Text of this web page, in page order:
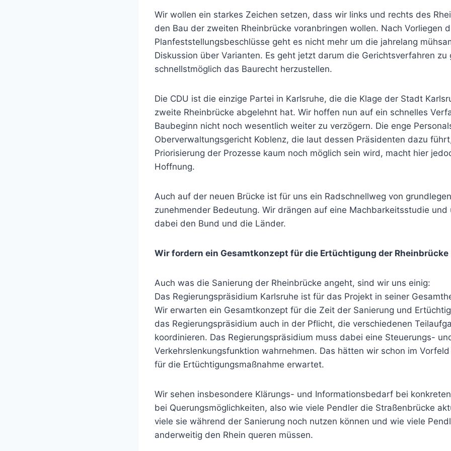
Wir wollen ein starkes Zeichen setzen, dass wir links und rechts des
den Bau der zweiten Rheinbrücke voranbringen wollen. Nach Vorliegen
Planfeststellungsbeschlüsse geht es nicht mehr um die jahrelang
Diskussion über Varianten. Es geht jetzt darum die Gerichtsverfahren zu
schnellstmöglich das Baurecht herzustellen.
Die CDU ist die einzige Partei in Karlsruhe, die die Klage der Stadt
zweite Rheinbrücke abgelehnt hat. Wir hoffen nun auf ein schnelles
Baubeginn nicht noch wesentlich weiter zu verzögern. Die enge
Oberverwaltungsgericht Koblenz, die laut dessen Präsidenten dazu
Priorisierung der Prozesse kaum noch möglich sein wird, macht hier
Hoffnung.
Auch auf der neuen Brücke ist für uns ein Radschnellweg von
zunehmender Bedeutung. Wir drängen auf eine Machbarkeitsstudie
dabei den Bund und die Länder.
Wir fordern ein Gesamtkonzept für die Ertüchtigung der Rheinbrücke
Auch was die Sanierung der Rheinbrücke angeht, sind wir uns einig:
Das Regierungspräsidium Karlsruhe ist für das Projekt in seiner
Wir erwarten ein Gesamtkonzept für die Zeit der Sanierung und
das Regierungspräsidium auch in der Pflicht, die verschiedenen
koordinieren. Das Regierungspräsidium muss dabei eine Steuerungs-
Verkehrslenkungsfunktion wahrnehmen. Das hätten wir schon im
für die Ertüchtigungsmaßnahme erwartet.
Wir sehen insbesondere Klärungs- und Informationsbedarf bei
bei Querungsmöglichkeiten, also wie viele Pendler die Straßenbrücke
viele sie während der Sanierung noch nutzen können und wie viele
anderweitig den Rhein queren müssen.